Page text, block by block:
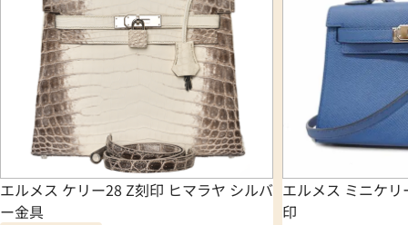
エルメス ケリー28 Z刻印 ヒマラヤ シルバ
ー金具
エルメス ミニケ
印